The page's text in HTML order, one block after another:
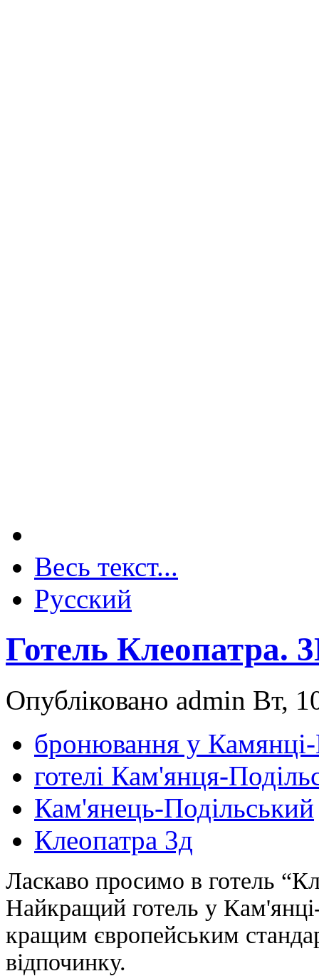
Весь текст...
Русский
Готель Клеопатра.
Опубліковано admin Вт,
бронювання у
готелі Кам'янця-
Кам'янець-Подільський
Клеопатра 3д
Ласкаво просимо в готель
Найкращий готель у
кращим європейським
відпочинку.